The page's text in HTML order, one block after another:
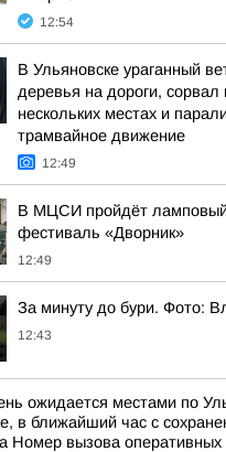
12:54
В Ульяновске ураганный
деревья на дороги,
нескольких местах и
трамвайное движение
12:49
В МЦСИ пройдёт
фестиваль «Дворник»
12:49
За минуту до бури. Фото:
12:43
ожидается местами по
в ближайший час с
Номер вызова оперативных